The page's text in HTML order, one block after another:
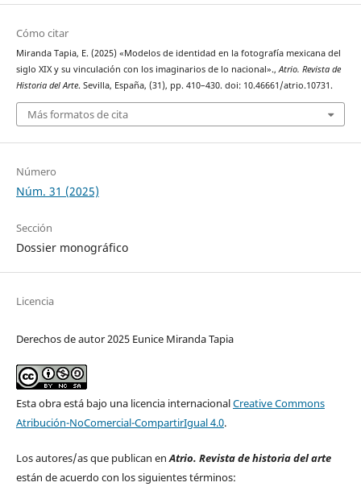
Cómo citar
Miranda Tapia, E. (2025) «Modelos de identidad en la fotografía mexicana del
siglo XIX y su vinculación con los imaginarios de lo nacional».,Atrio. Revista de
Historia del Arte. Sevilla, España, (31), pp. 410–430. doi: 10.46661/atrio.10731.
Más formatos de cita
Número
Núm. 31 (2025)
Sección
Dossier monográfico
Licencia
Derechos de autor 2025 Eunice Miranda Tapia
Esta obra está bajo una licencia internacionalCreative Commons
Atribución-NoComercial-CompartirIgual 4.0.
Los autores/as que publican enAtrio. Revista de historia del arte
están de acuerdo con los siguientes términos: